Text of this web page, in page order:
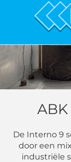
De Interno 9
door een
industriële